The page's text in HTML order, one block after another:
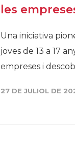
les
Una iniciativa
joves de 13 a 17
empreses i
27 DE JULIOL DE